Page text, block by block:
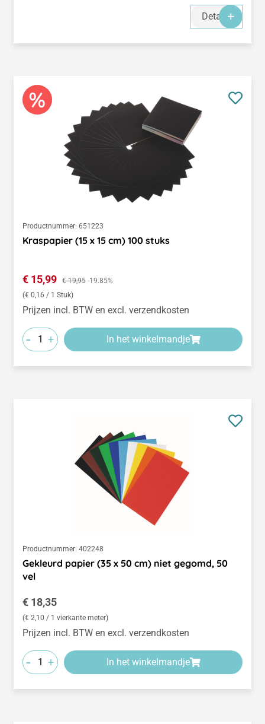
Details
Productnummer: 651223
Kraspapier (15 x 15 cm) 100 stuks
Verkoopprijs:
€ 15,99 Normale prijs:
€ 19,95 -19.85%
(€ 0,16 / 1 Stuk)
Prijzen incl. BTW en excl. verzendkosten
- + In het winkelmandje
Productnummer: 402248
Gekleurd papier (35 x 50 cm) niet gegomd, 50
vel
Normale prijs:
€ 18,35
(€ 2,10 / 1 vierkante meter)
Prijzen incl. BTW en excl. verzendkosten
- + In het winkelmandje